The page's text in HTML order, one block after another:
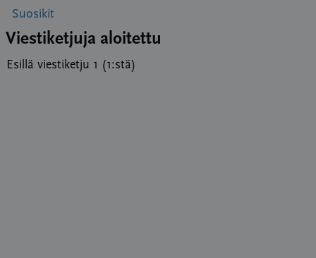
Suosikit
Viestiketjuja aloitettu
Esillä viestiketju 1 (1:stä)